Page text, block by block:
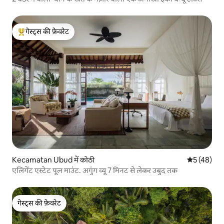
गेस्ट्स का टॉप फ़ेवरेट
गेस्ट्स की फ़ेवरेट
Kecamatan Ubud में कोठी औसत रेटिंग
5 (48)
एलिगेंट एस्टेट पूल माउंट. अगुंग व्यू 7 मिनट से लेकर उबुद तक
गेस्ट्स की फ़ेवरेट
गेस्ट्स की फ़ेवरेट